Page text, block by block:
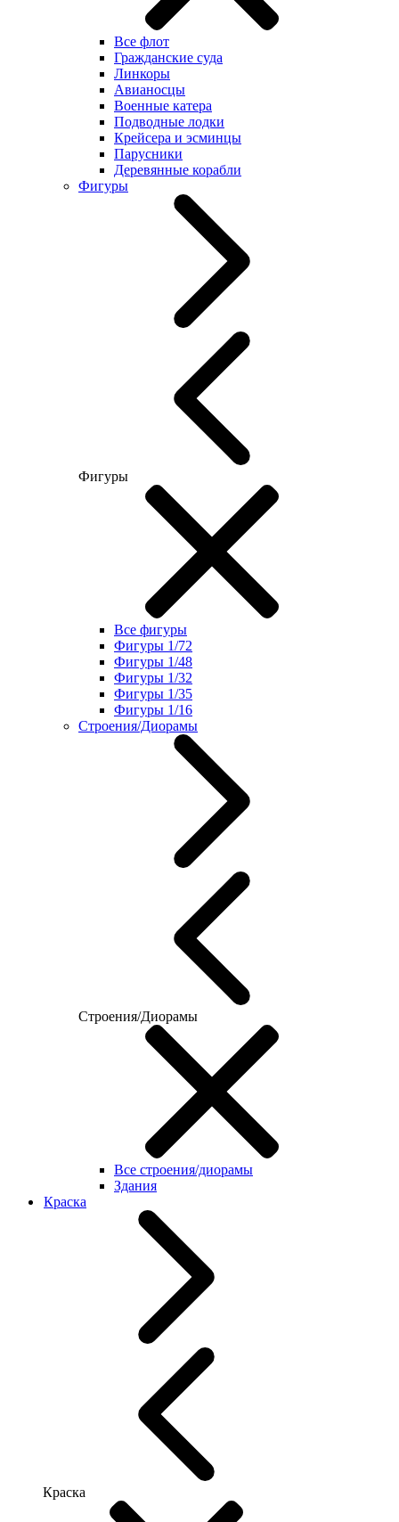
Все флот
Гражданские суда
Линкоры
Авианосцы
Военные катера
Подводные лодки
Крейсера и эсминцы
Парусники
Деревянные корабли
Фигуры
Фигуры
Все фигуры
Фигуры 1/72
Фигуры 1/48
Фигуры 1/32
Фигуры 1/35
Фигуры 1/16
Строения/Диорамы
Строения/Диорамы
Все строения/диорамы
Здания
Краска
Краска